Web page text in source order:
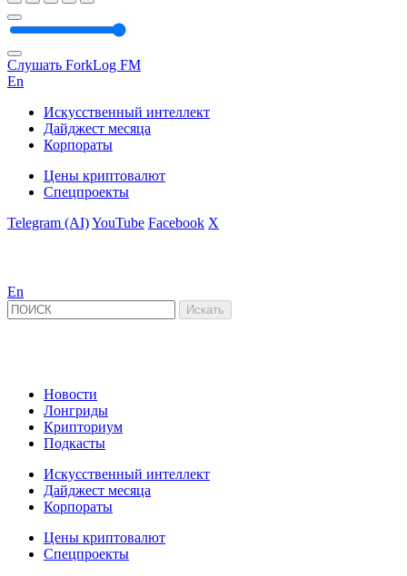
Слушать ForkLog FM
En
Искусственный интеллект
Дайджест месяца
Корпораты
Цены криптовалют
Спецпроекты
Telegram (AI)YouTube Facebook X
En
Новости
Лонгриды
Крипториум
Подкасты
Искусственный интеллект
Дайджест месяца
Корпораты
Цены криптовалют
Спецпроекты